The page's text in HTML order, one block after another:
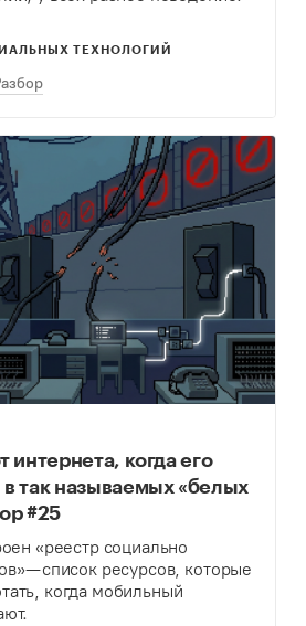
ТЕХНОЛОГИЙ
интернета, когда его
так называемых «белых
#25
«реестр социально
— список ресурсов, которые
когда мобильный